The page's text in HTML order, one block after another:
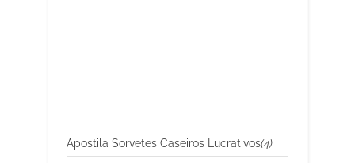
Apostila Sorvetes Caseiros Lucrativos(4)